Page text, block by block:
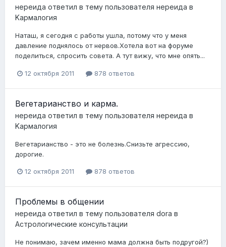
нереида ответил в тему пользователя нереида в
Kармалогия
Наташ, я сегодня с работы ушла, потому что у меня
давление поднялось от нервов.Хотела вот на форуме
поделиться, спросить совета. А тут вижу, что мне опять...
12 октября 2011 878 ответов
Вегетарианство и карма.
нереида ответил в тему пользователя нереида в
Kармалогия
Вегетарианство - это не болезнь.Снизьте агрессию,
дорогие.
12 октября 2011 878 ответов
Проблемы в общении
нереида ответил в тему пользователя dora в
Астрологические консультации
Не понимаю, зачем именно мама должна быть подругой?)